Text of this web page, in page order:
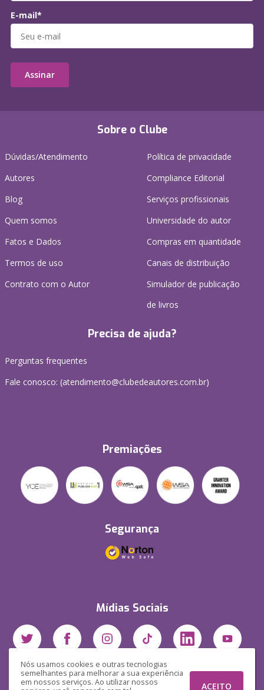
Nós usamos cookies e outras tecnologias
semelhantes para melhorar a sua experiência
em nossos serviços. Ao utilizar nossos
ACEITO
Sobre o Clube
Dúvidas/Atendimento
Autores
Blog
Quem somos
Fatos e Dados
Termos de uso
Contrato com o Autor
Política de privacidade
Compliance Editorial
Serviços profissionais
Universidade do autor
Compras em quantidade
Canais de distribuição
Simulador de publicação
de livros
Precisa de ajuda?
Perguntas frequentes
Fale conosco: (atendimento@clubedeautores.com.br)
Premiações
Segurança
Mídias Sociais
E-mail*
Assinar